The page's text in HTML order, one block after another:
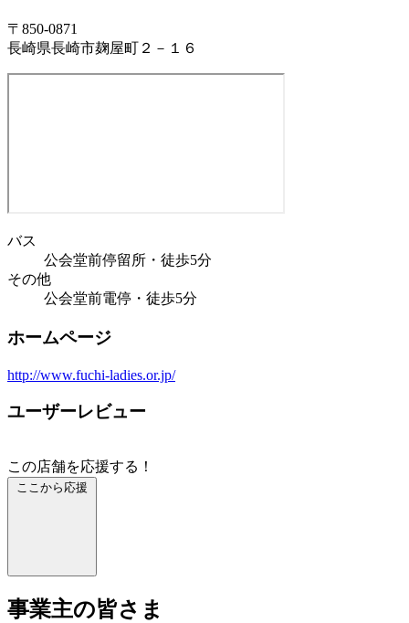
〒850-0871
長崎県長崎市麹屋町２－１６
バス
公会堂前停留所・徒歩5分
その他
公会堂前電停・徒歩5分
ホームページ
http://www.fuchi-ladies.or.jp/
ユーザーレビュー
この店舗を応援する！
ここから応援
事業主の皆さま